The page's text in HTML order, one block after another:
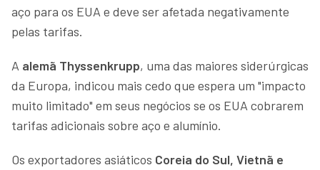
aço para os EUA e deve ser afetada negativamente
pelas tarifas.
A alemã Thyssenkrupp, uma das maiores siderúrgicas
da Europa, indicou mais cedo que espera um "impacto
muito limitado" em seus negócios se os EUA cobrarem
tarifas adicionais sobre aço e alumínio.
Os exportadores asiáticos Coreia do Sul, Vietnã e